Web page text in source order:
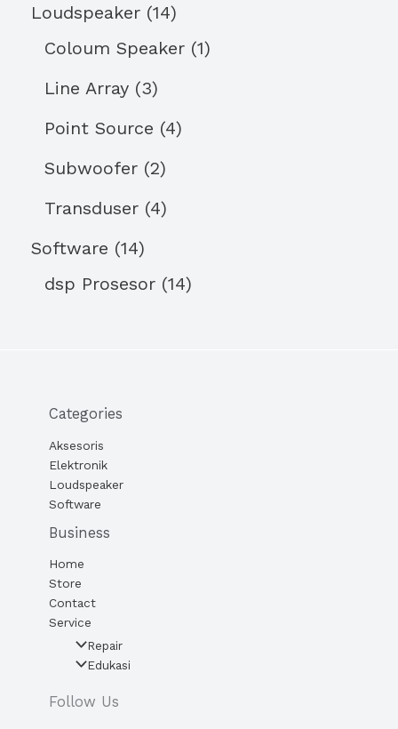
Loudspeaker 14
Coloum Speaker 1
Line Array 3
Point Source 4
Subwoofer 2
Transduser 4
Software 14
dsp Prosesor 14
Categories
Aksesoris
Elektronik
Loudspeaker
Software
Business
Home
Store
Contact
Service
Repair
Edukasi
Follow Us